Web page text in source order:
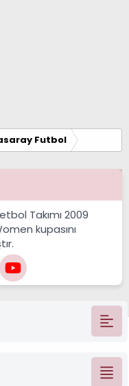
Futbol
Takımı 2009
kupasını